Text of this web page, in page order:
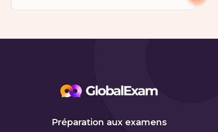
Préparation aux examens